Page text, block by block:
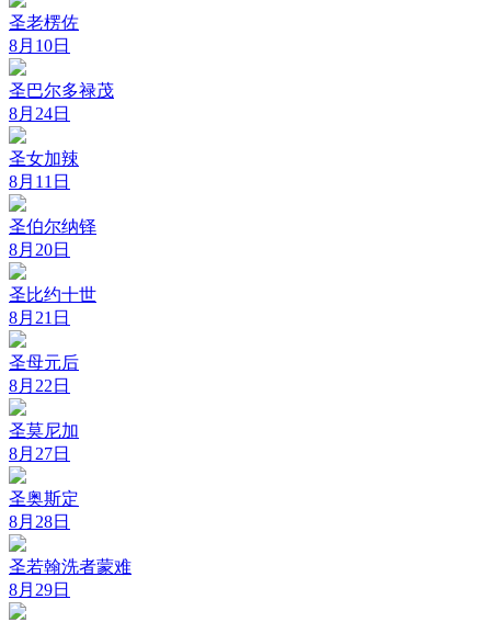
圣老楞佐
8月10日
圣巴尔多禄茂
8月24日
圣女加辣
8月11日
圣伯尔纳铎
8月20日
圣比约十世
8月21日
圣母元后
8月22日
圣莫尼加
8月27日
圣奥斯定
8月28日
圣若翰洗者蒙难
8月29日